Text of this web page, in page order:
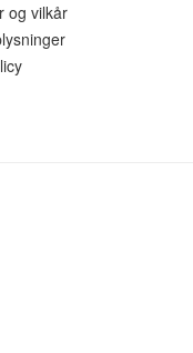
og vilkår